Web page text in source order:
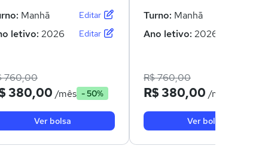
Manhã Editar
letivo: 2026 Editar
760,00
380,00 /mês - 50%
Ver bolsa
Turno: Manhã
Ano letivo: 2026
R$ 760,00
R$ 380,00 /mês
Ver bolsa